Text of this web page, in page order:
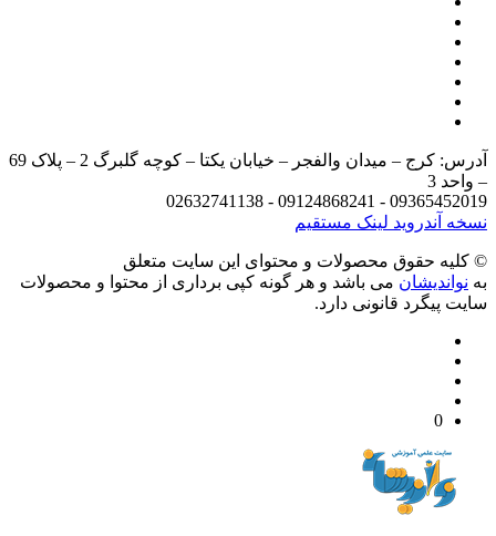
آدرس: کرج – میدان والفجر – خیابان یکتا – کوچه گلبرگ 2 – پلاک 69
3
09365452019 - 09124868241 -
آندرویدلینک مستقیم
حقوق محصولات و محتوای اين سایت متعلق
می باشد و هر گونه کپی برداری از محتوا و محصولات
پیگرد قانونی دارد.